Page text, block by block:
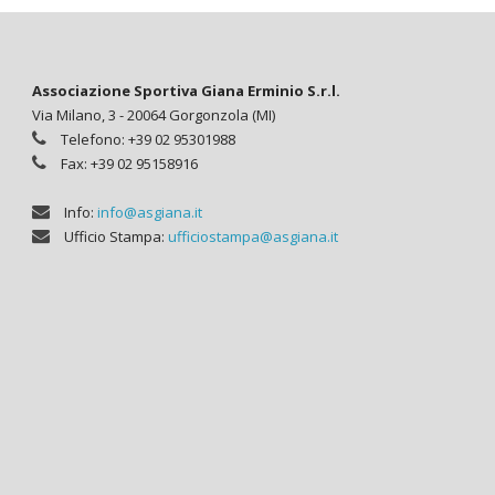
Associazione Sportiva Giana Erminio S.r.l.
Via Milano, 3 - 20064 Gorgonzola (MI)
Telefono: +39 02 95301988
Fax: +39 02 95158916
Info: info@asgiana.it
Ufficio Stampa: ufficiostampa@asgiana.it